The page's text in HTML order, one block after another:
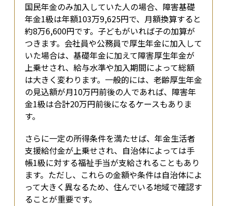
国民年金のみ加入していた人の場合、障害基礎
年金1級は年額103万9,625円で、月額換算すると
約8万6,600円です。子どもがいれば子の加算が
つきます。会社員や公務員で厚生年金に加入して
いた場合は、基礎年金に加えて障害厚生年金が
上乗せされ、給与水準や加入期間によって総額
は大きく変わります。一般的には、老齢厚生年金
の見込額が月10万円前後の人であれば、障害年
金1級は合計20万円前後になるケースもありま
す。
さらに一定の所得条件を満たせば、年金生活者
支援給付金が上乗せされ、自治体によっては手
帳1級に対する福祉手当が支給されることもあり
ます。ただし、これらの金額や条件は自治体によ
って大きく異なるため、住んでいる地域で確認す
ることが重要です。